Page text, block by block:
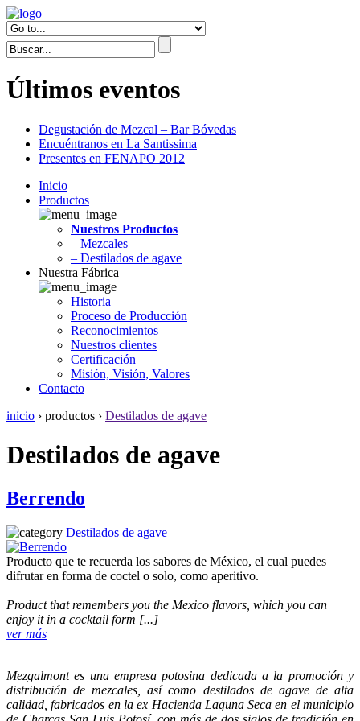
Últimos eventos
Degustación de Mezcal – Bar Bóvedas
Encuéntranos en La Santissima
Presentes en FENAPO 2012
Inicio
Productos
Nuestros Productos
– Mezcales
– Destilados de agave
Nuestra Fábrica
Historia
Proceso de Producción
Reconocimientos
Nuestros clientes
Certificación
Misión, Visión, Valores
Contacto
inicio › productos › Destilados de agave
Destilados de agave
Berrendo
Destilados de agave
Producto que te recuerda los sabores de México, el cual puedes
difrutar en forma de coctel o solo, como aperitivo.
Product that remembers you the Mexico flavors, which you can
enjoy it in a cocktail form [...]
ver más
Mezgalmont es una empresa potosina dedicada a la promoción y
distribución de mezcales, así como destilados de agave de alta
calidad, fabricados en la ex Hacienda Laguna Seca en el municipio